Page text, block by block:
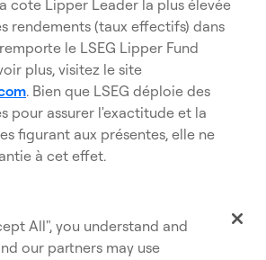
cote Lipper Leader la plus élevée
rendements (taux effectifs) dans
le LSEG Lipper Fund
plus, visitez le site
. Bien que LSEG déploie des
pour assurer l'exactitude et la
figurant aux présentes, elle ne
à cet effet.
réservés. Utilisation sous
All", you understand and
our partners may use